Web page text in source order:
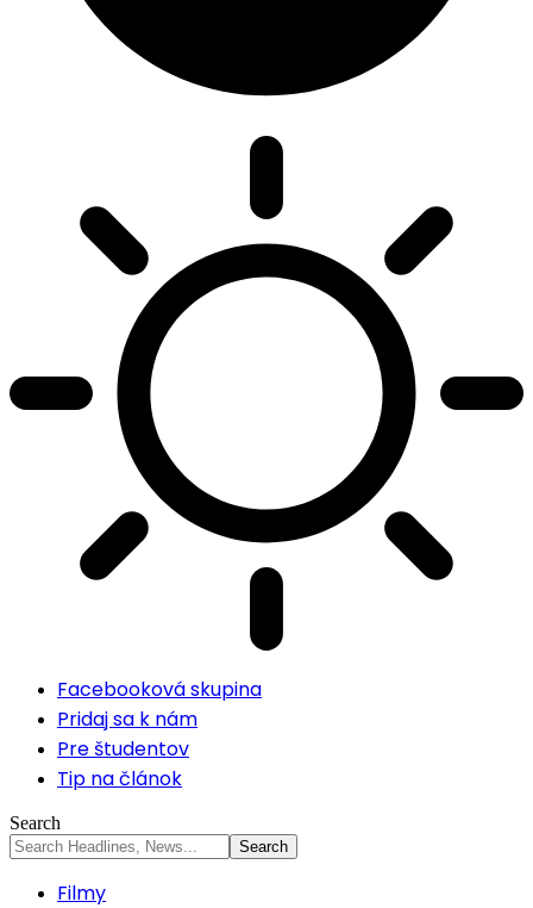
Facebooková skupina
Pridaj sa k nám
Pre študentov
Tip na článok
Search
Filmy